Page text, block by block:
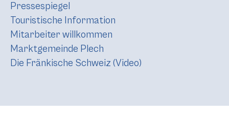
Pressespiegel
Touristische Information
Mitarbeiter willkommen
Marktgemeinde Plech
Die Fränkische Schweiz (Video)